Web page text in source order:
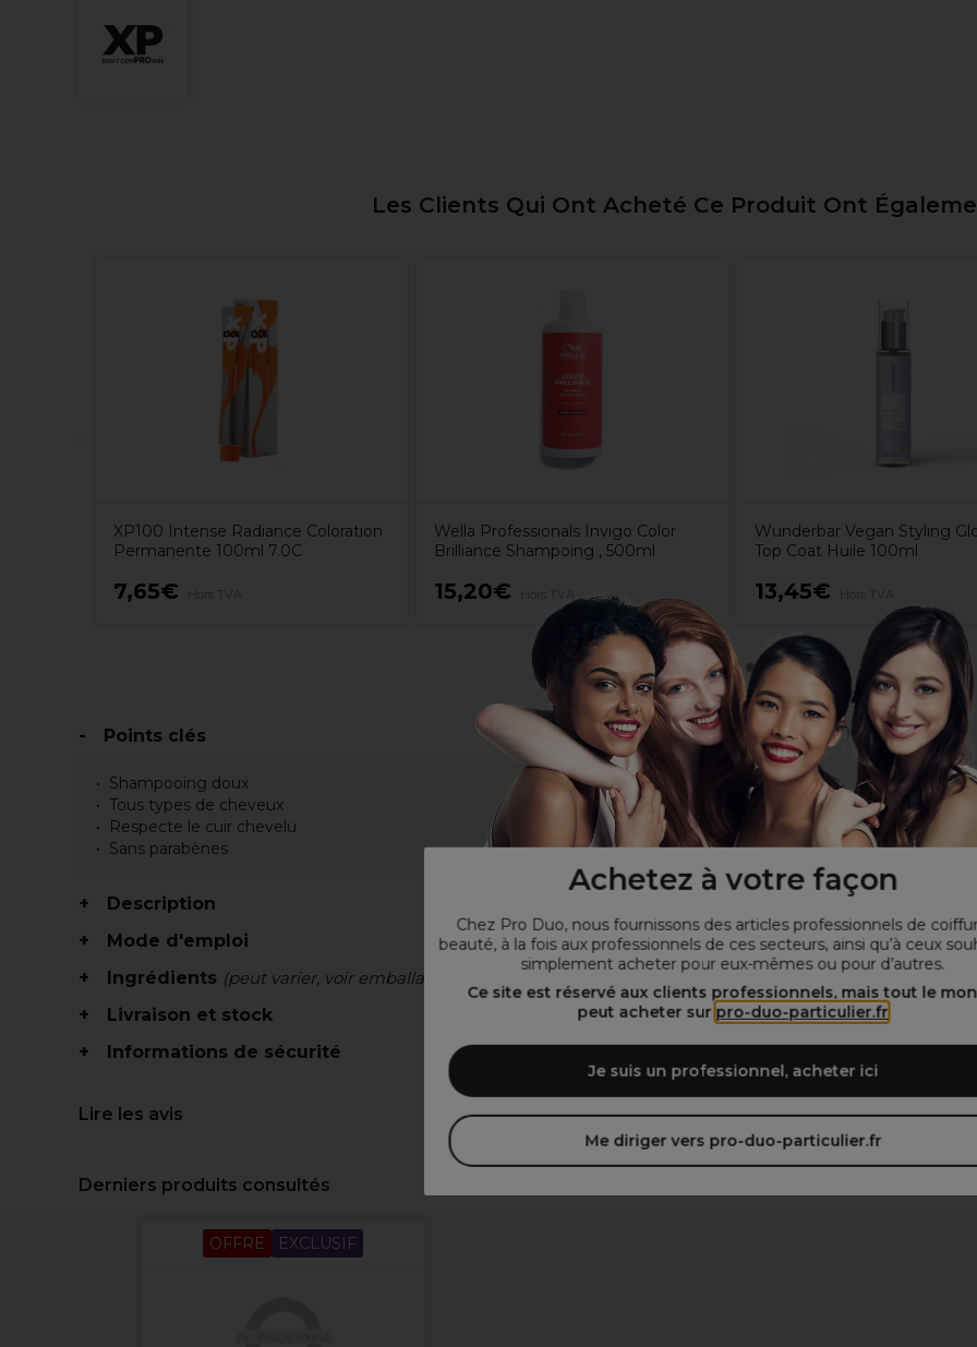
Achetez à votre façon
Chez Pro Duo, nous fournissons des articles professionnels de
beauté, à la fois aux professionnels de ces secteurs, ainsi qu’à ceux
simplement acheter pour eux-mêmes ou pour d’autres.
Ce site est réservé aux clients professionnels, mais tout le
peut acheter sur pro-duo-particulier.fr
Je suis un professionnel, acheter ici
Me diriger vers pro-duo-particulier.fr
Les Clients Qui Ont Acheté Ce Produit Ont
XP100 Intense Radiance Coloration
Permanente 100ml 7.0C
7,65€
Wella Professionals Invigo Color
Brilliance Shampoing , 500ml
15,20€
Wunderbar Vegan Styling
Top Coat Huile 100ml
13,45€
Points clés
Shampooing doux
Tous types de cheveux
Respecte le cuir chevelu
Sans parabènes
Description
Mode d'emploi
Ingrédients (peut varier, voir emballage)
Livraison et stock
Informations de sécurité
Lire les avis
Derniers produits consultés
OFFRE EXCLUSIF